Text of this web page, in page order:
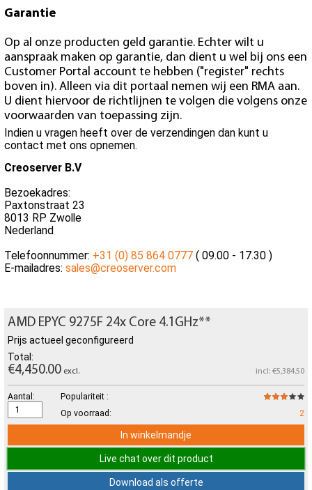
Garantie
Op al onze producten geld garantie. Echter wilt u
aanspraak maken op garantie, dan dient u wel bij ons een
Customer Portal account te hebben ("register" rechts
boven in). Alleen via dit portaal nemen wij een RMA aan.
U dient hiervoor de richtlijnen te volgen die volgens onze
voorwaarden van toepassing zijn.
Indien u vragen heeft over de verzendingen dan kunt u
contact met ons opnemen.
Creoserver B.V
Bezoekadres:
Paxtonstraat 23
8013 RP Zwolle
Nederland
Telefoonnummer: +31 (0) 85 864 0777 ( 09.00 - 17.30 )
E-mailadres: sales@creoserver.com
AMD EPYC 9275F 24x Core 4.1GHz**
Prijs actueel geconfigureerd
Total:
€4,450.00 excl. incl: €5,384.50
Aantal:
Populariteit :
Op voorraad:
2
In winkelmandje
Live chat over dit product
Download als offerte